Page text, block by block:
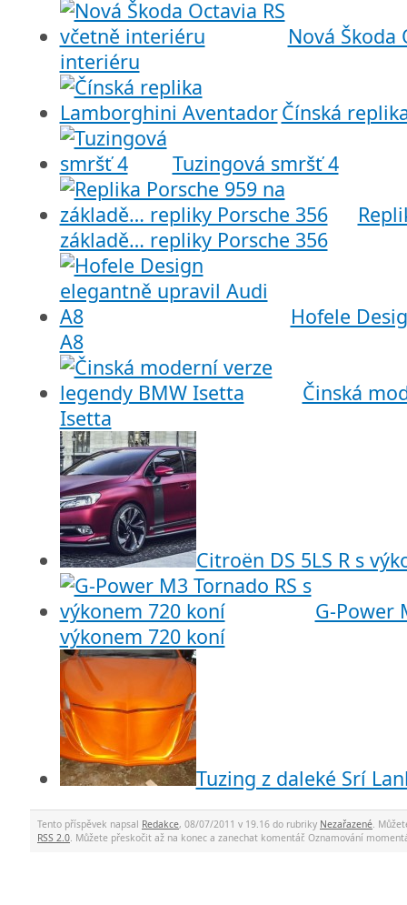
Nová Škoda
interiéru
Čínská
Tuzingová smršť 4
základě… repliky Porsche 356
Hofele
A8
Činská
Isetta
Citroën DS 5LS R s
G-Power
výkonem 720 koní
Tuzing z daleké Srí
Tento příspěvek napsal Redakce, 08/07/2011 v 19.16 do rubriky Nezařazené.
RSS 2.0. Můžete přeskočit až na konec a zanechat komentář. Oznamování